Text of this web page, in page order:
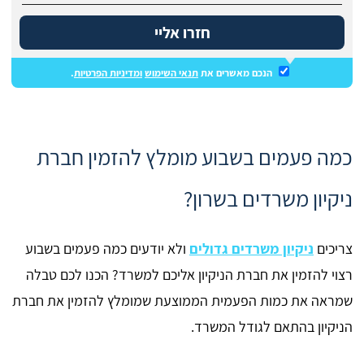
חזרו אליי
הנכם מאשרים אתתנאי השימושומדיניות הפרטיות.
כמה פעמים בשבוע מומלץ להזמין חברת
ניקיון משרדים בשרון?
צריכים ניקיון משרדים גדולים ולא יודעים כמה פעמים בשבוע
רצוי להזמין את חברת הניקיון אליכם למשרד? הכנו לכם טבלה
שמראה את כמות הפעמית הממוצעת שמומלץ להזמין את חברת
הניקיון בהתאם לגודל המשרד.